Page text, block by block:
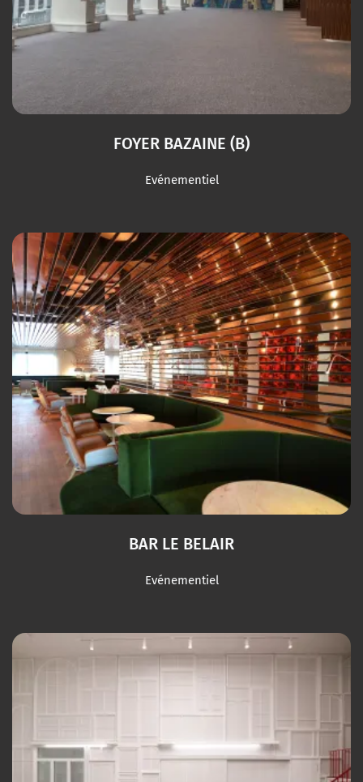
FOYER BAZAINE (B)
Evénementiel
BAR LE BELAIR
Evénementiel